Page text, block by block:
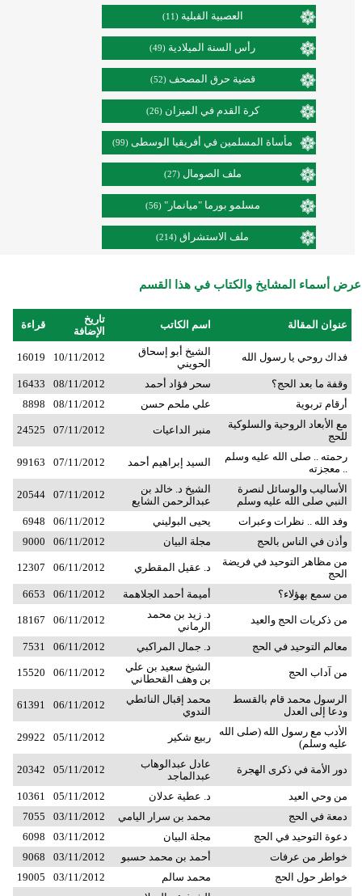
العصبية القبلية (11)
رأس السنة الميلادية (49)
قضية حرق المصحف (52)
كرة القدم في الميزان (26)
مأساة المسلمين في أفريقيا الوسطى (99)
ملف الصومال (27)
مسلمو بورما "ميانمار" (56)
ملف الاستشراق (214)
عرض أسماء المشايخ والكتاب في هذا القسم
عنوان المقالة اسم الكاتب
تاريخ
الإضافة
قراءة
فداك روحي يا رسول الله
الشيخ أبو إسحاق
الحويني
10/11/2012
16019
وقفة ما بعد الحج؟ سحر فؤاد أحمد 08/11/2012
16433
أرقام تربوية
علي ملحم حسن 08/11/2012
8898
مع الأبعاد الروحية والسلوكية
للحج
منبر الداعيات 07/11/2012
24525
رحمته .. صلى الله عليه وسلم
.. معجزته
السيد إبراهيم أحمد 07/11/2012
99163
الأساليب والوسائل لنصرة
النبي صلى الله عليه وسلم
الشيخ د. خالد بن
عبدالرحمن الشايع
07/11/2012
20544
وفد الله .. نظرات وعبرات يحيى البوليني 06/11/2012
6948
وأذن في الناس بالحج
مجلة البيان 06/11/2012
9000
من مظاهر التوحيد في فريضة
الحج
د. عقيل المقطري 06/11/2012
12307
من سمع بهؤلاء؟ أميمة أحمد الجلاهمة 06/11/2012
6653
من ذكريات الحج والعيد
د. زيد بن محمد
الرماني
06/11/2012
18167
معالم التوحيد في الحج د. جمال المراكبي 06/11/2012
7531
من آداب الحج
الشيخ سعيد بن علي
بن وهف القحطاني
06/11/2012
15520
الرسول محمد قام بالقسط
ودعا إلى العدل
محمد إقبال النائطي
الندوي
06/11/2012
61391
الأدب مع رسول الله (صلى الله
عليه وسلم)
ربيع شكير 05/11/2012
29922
دور الأمة في ذكرى الهجرة
عادل عبدالوهاب
عبدالماجد
05/11/2012
20342
من وحي العيد د. عطية عدلان 05/11/2012
10361
دمعة في الحج
محمد بن سرار اليامي 03/11/2012
7055
دعوة التوحيد في الحج
مجلة البيان 03/11/2012
6098
خواطر من عرفات
أحمد بن محمد حسبو 03/11/2012
9068
خواطر حول الحج
محمد سالم 03/11/2012
19005